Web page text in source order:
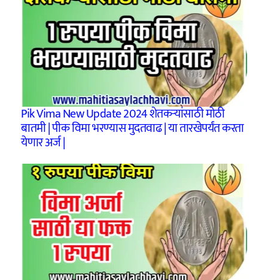
Pik Vima New Update 2024 शेतकऱ्यांसाठी मोठी
बातमी | पीक विमा भरण्यास मुदतवाढ | या तारखेपर्यंत करता
येणार अर्ज |